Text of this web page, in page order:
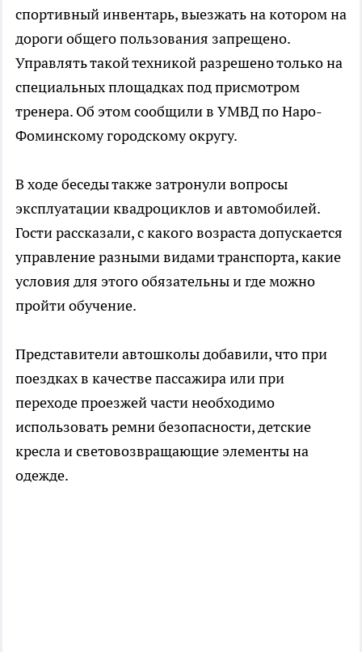
спортивный инвентарь, выезжать на котором на
дороги общего пользования запрещено.
Управлять такой техникой разрешено только на
специальных площадках под присмотром
тренера. Об этом сообщили в УМВД по Наро-
Фоминскому городскому округу.
В ходе беседы также затронули вопросы
эксплуатации квадроциклов и автомобилей.
Гости рассказали, с какого возраста допускается
управление разными видами транспорта, какие
условия для этого обязательны и где можно
пройти обучение.
Представители автошколы добавили, что при
поездках в качестве пассажира или при
переходе проезжей части необходимо
использовать ремни безопасности, детские
кресла и световозвращающие элементы на
одежде.